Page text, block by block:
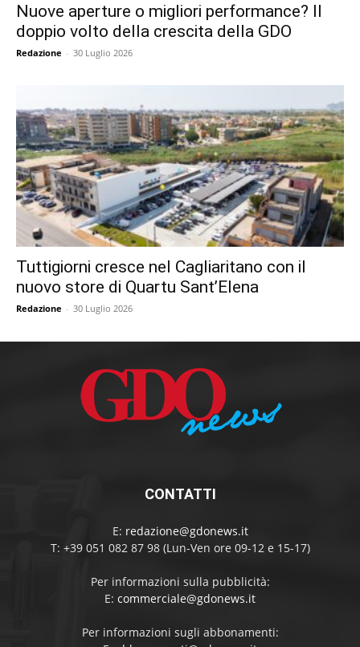
Nuove aperture o migliori performance? Il
doppio volto della crescita della GDO
Redazione - 30 Luglio 2026
Tuttigiorni cresce nel Cagliaritano con il
nuovo store di Quartu Sant’Elena
Redazione - 30 Luglio 2026
CONTATTI
E: redazione@gdonews.it
T: +39 051 082 87 98 (Lun-Ven ore 09-12 e 15-17)
Per informazioni sulla pubblicità:
E: commerciale@gdonews.it
Per informazioni sugli abbonamenti: